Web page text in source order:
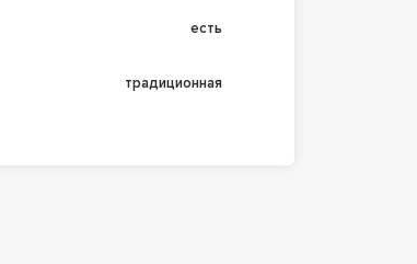
есть
традиционная